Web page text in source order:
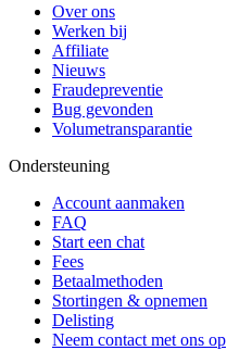
Over ons
Werken bij
Affiliate
Nieuws
Fraudepreventie
Bug gevonden
Volumetransparantie
Ondersteuning
Account aanmaken
FAQ
Start een chat
Fees
Betaalmethoden
Stortingen & opnemen
Delisting
Neem contact met ons op